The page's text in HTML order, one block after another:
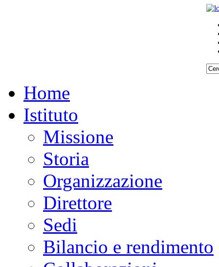
Home
Istituto
Missione
Storia
Organizzazione
Direttore
Sedi
Bilancio e rendimento